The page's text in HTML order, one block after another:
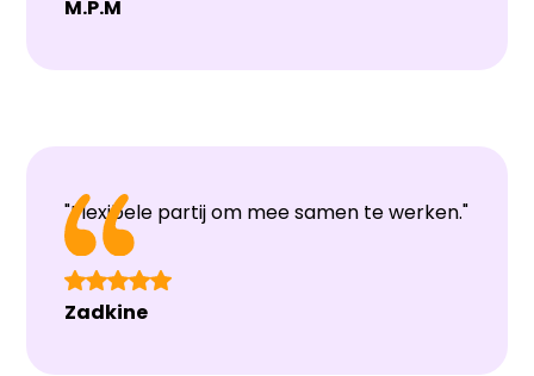
M.P.M
"Flexibele partij om mee samen te werken."
Zadkine